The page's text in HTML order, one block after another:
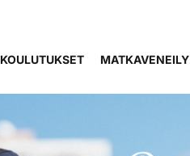
KOULUTUKSET MATKAVENEILY